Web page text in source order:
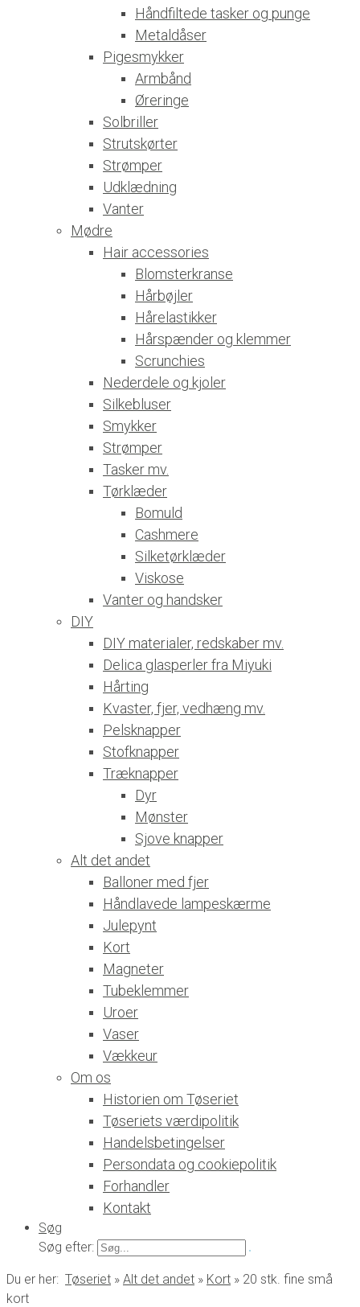
Håndfiltede tasker og punge
Metaldåser
Pigesmykker
Armbånd
Øreringe
Solbriller
Strutskørter
Strømper
Udklædning
Vanter
Mødre
Hair accessories
Blomsterkranse
Hårbøjler
Hårelastikker
Hårspænder og klemmer
Scrunchies
Nederdele og kjoler
Silkebluser
Smykker
Strømper
Tasker mv.
Tørklæder
Bomuld
Cashmere
Silketørklæder
Viskose
Vanter og handsker
DIY
DIY materialer, redskaber mv.
Delica glasperler fra Miyuki
Hårting
Kvaster, fjer, vedhæng mv.
Pelsknapper
Stofknapper
Træknapper
Dyr
Mønster
Sjove knapper
Alt det andet
Balloner med fjer
Håndlavede lampeskærme
Julepynt
Kort
Magneter
Tubeklemmer
Uroer
Vaser
Vækkeur
Om os
Historien om Tøseriet
Tøseriets værdipolitik
Handelsbetingelser
Persondata og cookiepolitik
Forhandler
Kontakt
Søg
Søg efter:
Du er her: Tøseriet » Alt det andet » Kort » 20 stk. fine små
kort